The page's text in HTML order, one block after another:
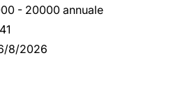
- 20000 annuale
8/2026